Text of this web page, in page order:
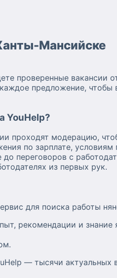
Мансийске
проверенные вакансии
предложение, чтобы
YouHelp?
проходят модерацию,
по зарплате,
переговоров с
из первых рук.
для поиска работы
рекомендации и знание
— тысячи актуальных